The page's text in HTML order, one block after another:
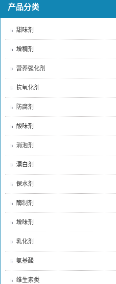
产品分类
甜味剂
增稠剂
营养强化剂
抗氧化剂
防腐剂
酸味剂
消泡剂
漂白剂
保水剂
酶制剂
增味剂
乳化剂
氨基酸
维生素类